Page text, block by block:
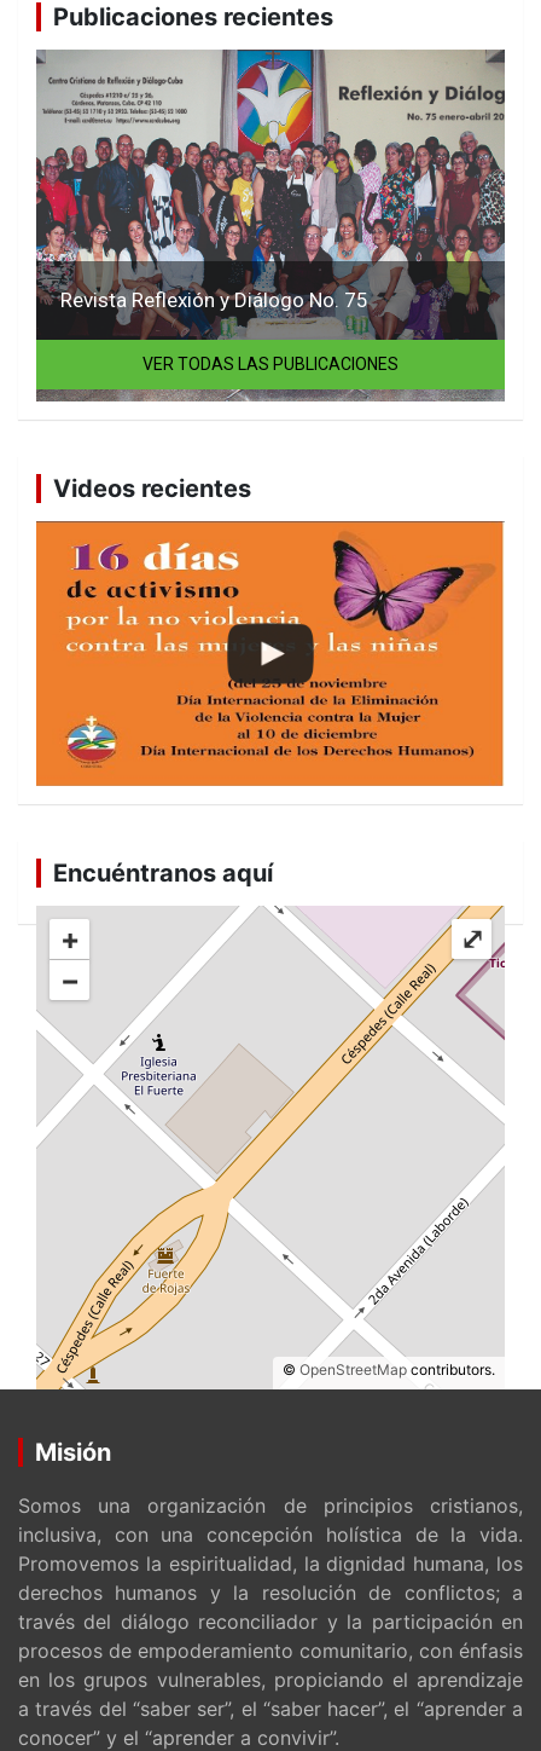
Publicaciones recientes
Revista Reflexión y Diálogo No. 75
VER TODAS LAS PUBLICACIONES
Videos recientes
Encuéntranos aquí
+
−
© OpenStreetMap contributors.
⤢
Misión
Somos una organización de principios cristianos,
inclusiva, con una concepción holística de la vida.
Promovemos la espiritualidad, la dignidad humana, los
derechos humanos y la resolución de conflictos; a
través del diálogo reconciliador y la participación en
procesos de empoderamiento comunitario, con énfasis
en los grupos vulnerables, propiciando el aprendizaje
a través del “saber ser”, el “saber hacer”, el “aprender a
conocer” y el “aprender a convivir”.